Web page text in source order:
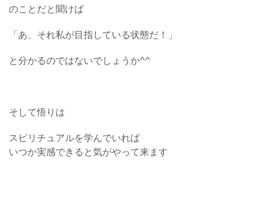
のことだと聞けば
「あ、それ私が目指している状態だ！」
と分かるのではないでしょうか^^
そして悟りは
スピリチュアルを学んでいれば
いつか実感できると気がやって来ます